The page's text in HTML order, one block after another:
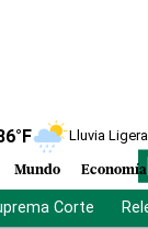
°F Lluvia Ligera
Mundo Economía
Corte